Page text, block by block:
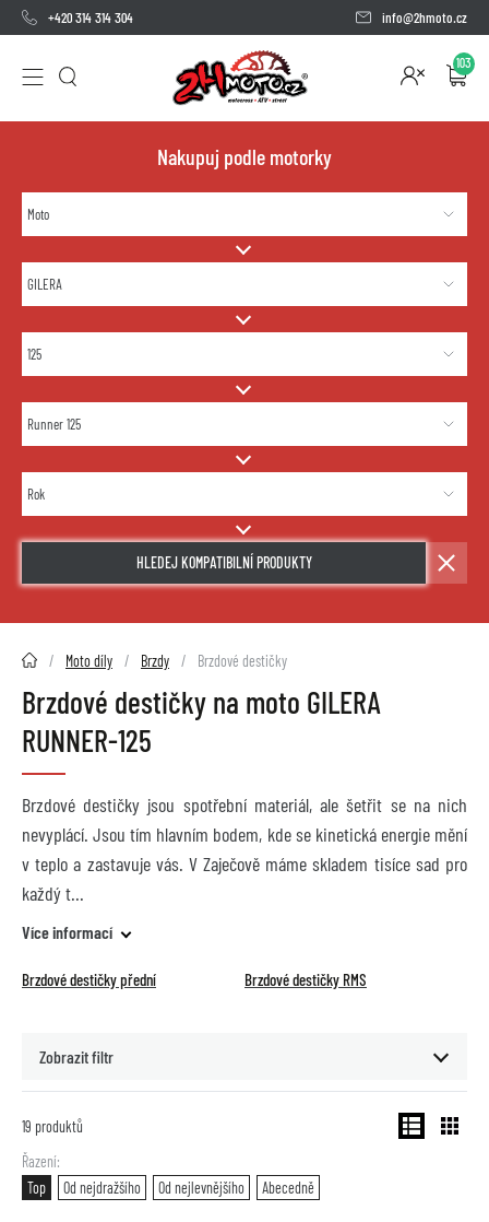
+420 314 314 304 info@2hmoto.cz
103
Nakupuj podle motorky
HLEDEJ KOMPATIBILNÍ PRODUKTY
2HMOTO.cz Moto díly Brzdy Brzdové destičky
Brzdové destičky na moto GILERA
RUNNER-125
Brzdové destičky jsou spotřební materiál, ale šetřit se na nich
nevyplácí. Jsou tím hlavním bodem, kde se kinetická energie mění
v teplo a zastavuje vás. V Zaječově máme skladem tisíce sad pro
každý t
Více informací
Brzdové destičky přední Brzdové destičky RMS
Zobrazit filtr
19 produktů
Řazení
Top
Od nejdražšího Od nejlevnějšího Abecedně